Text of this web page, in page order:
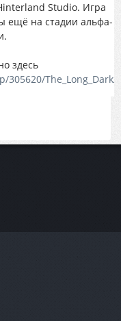
Studio. Игра
ещё на стадии альфа-
здесь
The_Long_Dark/